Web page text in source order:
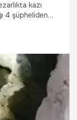
kazı
4 şüpheliden
üyesi
işlem